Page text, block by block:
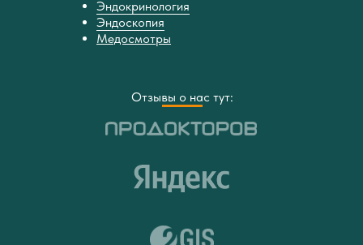
Эндокринология
Эндоскопия
Медосмотры
Отзывы о нас тут: